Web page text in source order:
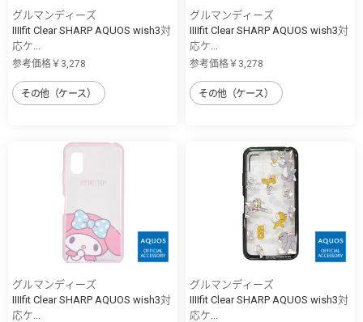
グルマンディーズ
IIIIfit Clear SHARP AQUOS wish3対
応ケ...
参考価格￥3,278
その他（ケース）
グルマンディーズ
IIIIfit Clear SHARP AQUOS wish3対
応ケ...
参考価格￥3,278
その他（ケース）
グルマンディーズ
IIIIfit Clear SHARP AQUOS wish3対
応ケ...
グルマンディーズ
IIIIfit Clear SHARP AQUOS wish3対
応ケ...